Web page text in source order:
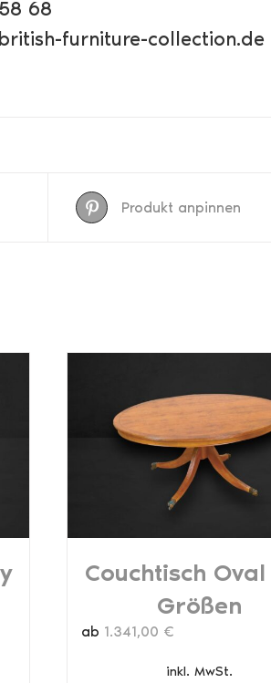
68
furniture-collection.de
Produkt anpinnen
Couchtisch
Größen
ab 1.341,00 €
inkl. MwSt.